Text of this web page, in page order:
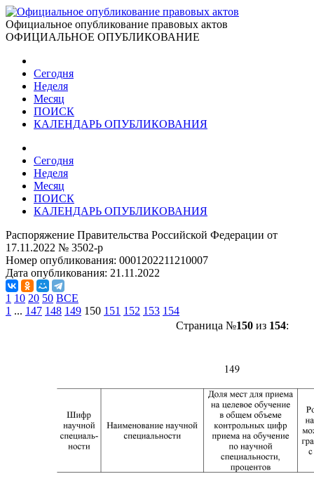
Официальное опубликование правовых актов
ОФИЦИАЛЬНОЕ ОПУБЛИКОВАНИЕ
Сегодня
Неделя
Месяц
ПОИСК
КАЛЕНДАРЬ ОПУБЛИКОВАНИЯ
Сегодня
Неделя
Месяц
ПОИСК
КАЛЕНДАРЬ ОПУБЛИКОВАНИЯ
Распоряжение Правительства Российской Федерации от
17.11.2022 № 3502-р
Номер опубликования: 0001202211210007
Дата опубликования: 21.11.2022
1 10 20 50 ВСЕ
1 ... 147 148 149 150 151 152 153 154
Страница №150из 154: